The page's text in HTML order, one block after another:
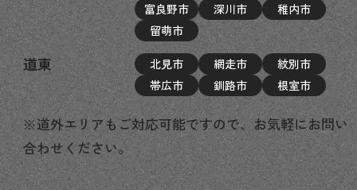
富良野市
深川市
稚内市
留萌市
道東 北見市 網走市
紋別市
帯広市
釧路市 根室市
※道外エリアもご対応可能ですので、お気軽にお問い
合わせください。